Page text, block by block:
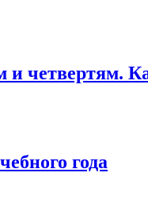
и четвертям.
года